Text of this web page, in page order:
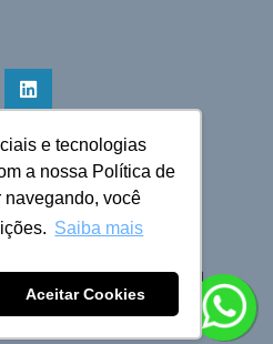
e tecnologias
a nossa Política de
navegando, você
Saiba mais
Aceitar Cookies
© 2025 Cruzeiro do Sul